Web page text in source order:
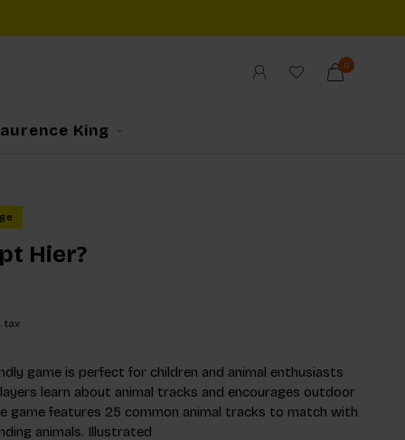
0
King
Hier?
tax
game is perfect for children and animal enthusiasts
learn about animal tracks and encourages outdoor
game features 25 common animal tracks to match with
animals. Illustrated